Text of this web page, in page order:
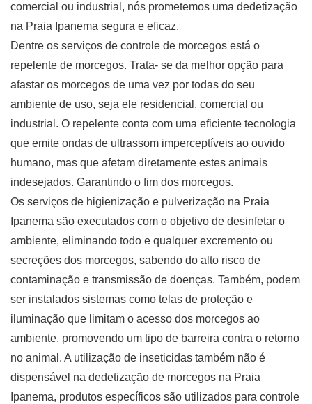
comercial ou industrial, nós prometemos uma dedetização
na Praia Ipanema segura e eficaz.
Dentre os serviços de controle de morcegos está o
repelente de morcegos. Trata- se da melhor opção para
afastar os morcegos de uma vez por todas do seu
ambiente de uso, seja ele residencial, comercial ou
industrial. O repelente conta com uma eficiente tecnologia
que emite ondas de ultrassom imperceptíveis ao ouvido
humano, mas que afetam diretamente estes animais
indesejados. Garantindo o fim dos morcegos.
Os serviços de higienização e pulverização na Praia
Ipanema são executados com o objetivo de desinfetar o
ambiente, eliminando todo e qualquer excremento ou
secreções dos morcegos, sabendo do alto risco de
contaminação e transmissão de doenças. Também, podem
ser instalados sistemas como telas de proteção e
iluminação que limitam o acesso dos morcegos ao
ambiente, promovendo um tipo de barreira contra o retorno
no animal. A utilização de inseticidas também não é
dispensável na dedetização de morcegos na Praia
Ipanema, produtos específicos são utilizados para controle